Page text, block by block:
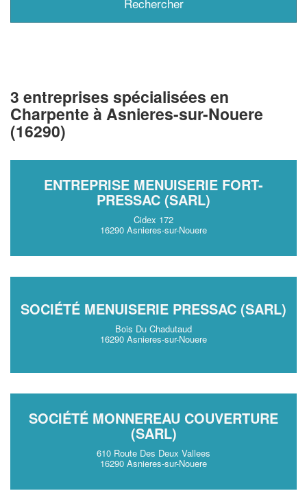
3 entreprises spécialisées en
Charpente à Asnieres-sur-Nouere
(16290)
ENTREPRISE MENUISERIE FORT-
PRESSAC (SARL)
Cidex 172
16290 Asnieres-sur-Nouere
SOCIÉTÉ MENUISERIE PRESSAC (SARL)
Bois Du Chadutaud
16290 Asnieres-sur-Nouere
SOCIÉTÉ MONNEREAU COUVERTURE
(SARL)
610 Route Des Deux Vallees
16290 Asnieres-sur-Nouere